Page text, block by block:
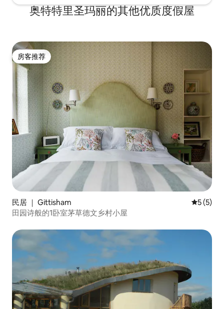
奥特特里圣玛丽的其他优质度假屋
房客推荐
房客推荐
民居 ｜ Gittisham 平均评分
5 (5)
田园诗般的1卧室茅草德文乡村小屋